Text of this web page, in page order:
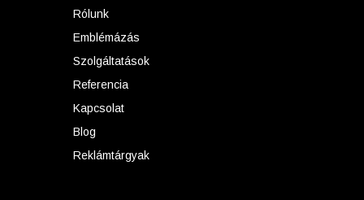
Rólunk
Emblémázás
Szolgáltatások
Referencia
Kapcsolat
Blog
Reklámtárgyak